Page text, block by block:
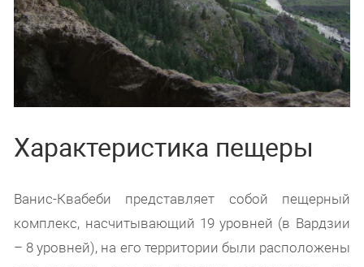
Характеристика пещеры
Ванис-Квабеби представляет собой пещерный
комплекс, насчитывающий 19 уровней (в Вардзии
– 8 уровней), на его территории были расположены